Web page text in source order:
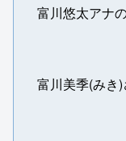
富川悠太アナの
富川美季(みき)